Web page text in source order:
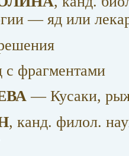
— яд или
с фрагментами
— Кусаки,
, канд. филол.